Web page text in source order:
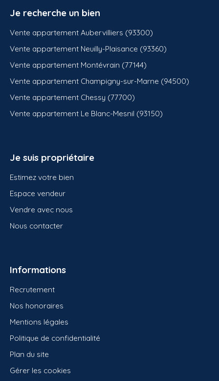
Je recherche un bien
Vente appartement Aubervilliers (93300)
Vente appartement Neuilly-Plaisance (93360)
Vente appartement Montévrain (77144)
Vente appartement Champigny-sur-Marne (94500)
Vente appartement Chessy (77700)
Vente appartement Le Blanc-Mesnil (93150)
Je suis propriétaire
Estimez votre bien
Espace vendeur
Vendre avec nous
Nous contacter
Informations
Recrutement
Nos honoraires
Mentions légales
Politique de confidentialité
Plan du site
Gérer les cookies